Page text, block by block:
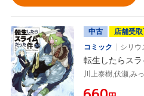
中古
店舗受
コミック
シリウ
転生したらス
川上泰樹,伏瀬,み